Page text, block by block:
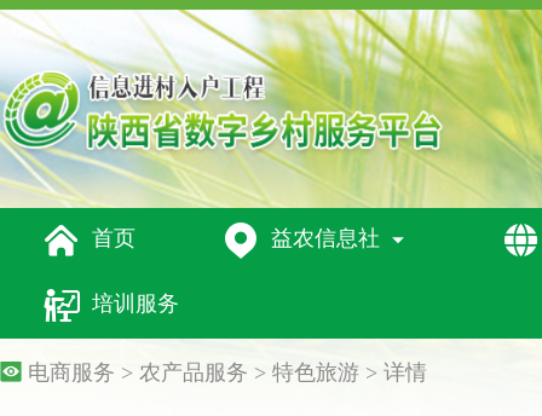
 首页  益农信息社 

 培训服务
电商服务 > 农产品服务 > 特色旅游 > 详情